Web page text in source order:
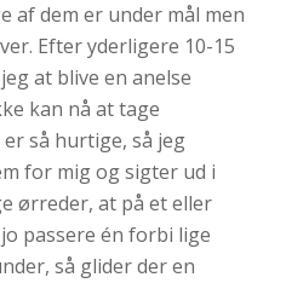
af dem er under mål men
Efter yderligere 10-15
at blive en anelse
kan nå at tage
så hurtige, så jeg
for mig og sigter ud i
ørreder, at på et eller
passere én forbi lige
så glider der en